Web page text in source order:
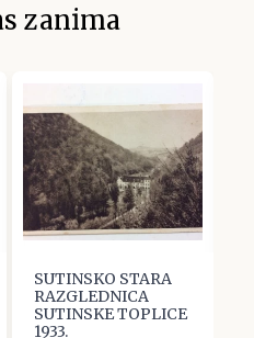
zanima
SUTINSKO STARA
RAZGLEDNICA
SUTINSKE TOPLICE
1933.